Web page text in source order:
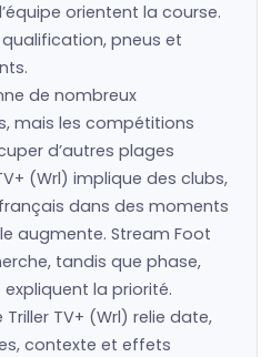
orientent la course.
pneus et
de nombreux
mais les compétitions
d’autres plages
(Wrl) implique des clubs,
dans des moments
augmente. Stream Foot
tandis que phase,
la priorité.
TV+ (Wrl) relie date,
contexte et effets